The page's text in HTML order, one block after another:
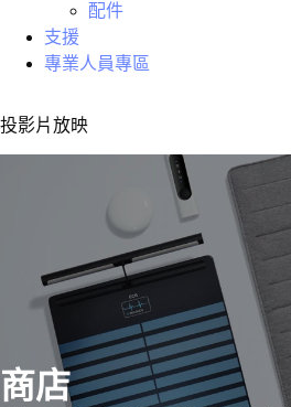
配件
支援
專業人員專區
投影片放映
商店